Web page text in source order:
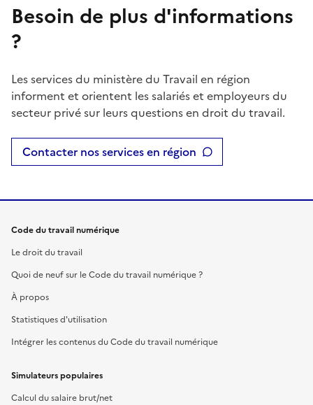
Besoin de plus d'informations
?
Les services du ministère du Travail en région
informent et orientent les salariés et employeurs du
secteur privé sur leurs questions en droit du travail.
Contacter nos services en région
Code du travail numérique
Le droit du travail
Quoi de neuf sur le Code du travail numérique ?
À propos
Statistiques d'utilisation
Intégrer les contenus du Code du travail numérique
Simulateurs populaires
Calcul du salaire brut/net